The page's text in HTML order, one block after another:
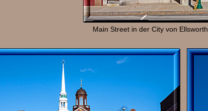
Main Street in der City von Ellsworth.